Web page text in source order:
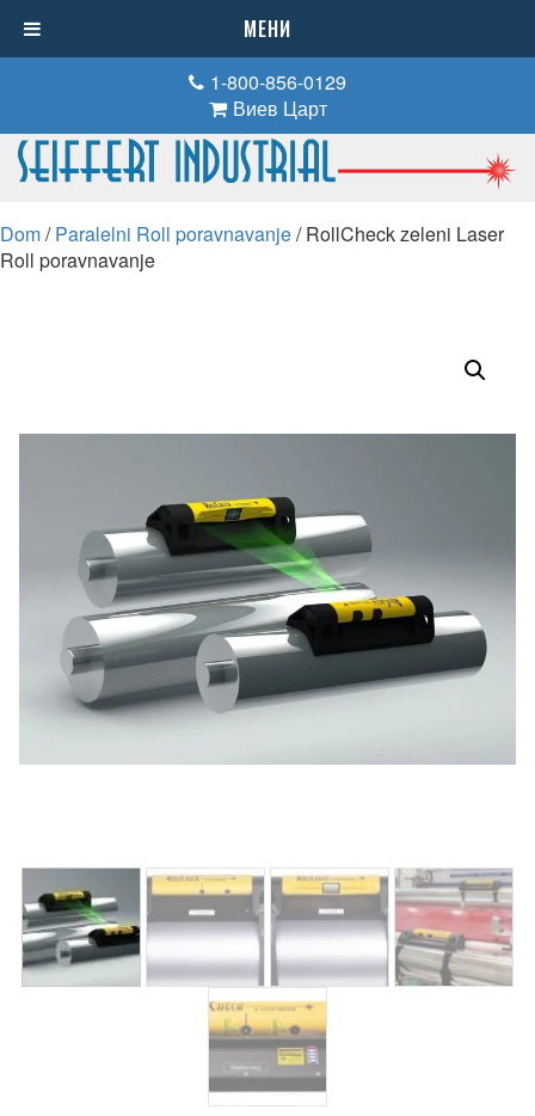
1-800-856-0129
Виев Царт
Dom/Paralelni Roll poravnavanje/ RollCheck zeleni Laser
Roll poravnavanje
МЕНИ